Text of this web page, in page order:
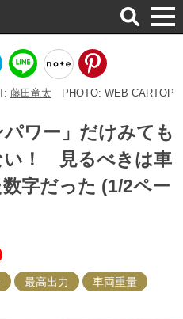
検
索
藤田竜太 PHOTO: WEB CARTOP
ワー」だけみても
い！ 見るべきは車
字だった (1/2ペー
最高出力 車両重量